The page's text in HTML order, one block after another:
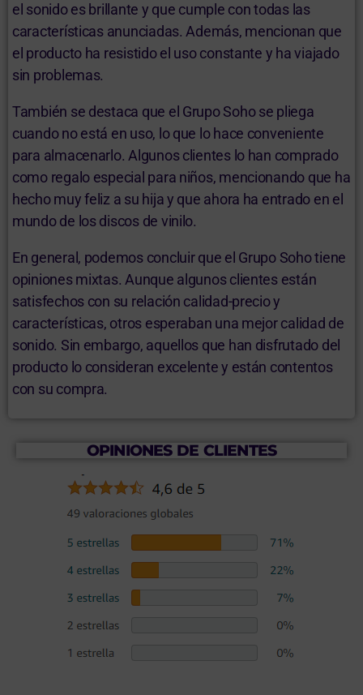
el sonido es brillante y que cumple con todas las
características anunciadas. Además, mencionan que
el producto ha resistido el uso constante y ha viajado
sin problemas.
También se destaca que el Grupo Soho se pliega
cuando no está en uso, lo que lo hace conveniente
para almacenarlo. Algunos clientes lo han comprado
como regalo especial para niños, mencionando que ha
hecho muy feliz a su hija y que ahora ha entrado en el
mundo de los discos de vinilo.
En general, podemos concluir que el Grupo Soho tiene
opiniones mixtas. Aunque algunos clientes están
satisfechos con su relación calidad-precio y
características, otros esperaban una mejor calidad de
sonido. Sin embargo, aquellos que han disfrutado del
producto lo consideran excelente y están contentos
con su compra.
OPINIONES DE CLIENTES